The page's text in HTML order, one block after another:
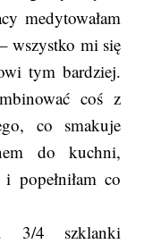
medytowałam
wszystko mi się
tym bardziej.
coś z
co smakuje
do kuchni,
popełniłam co
3/4 szklanki